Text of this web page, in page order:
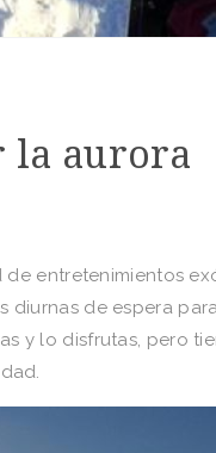
la aurora
entretenimientos
de espera
y lo disfrutas, pero